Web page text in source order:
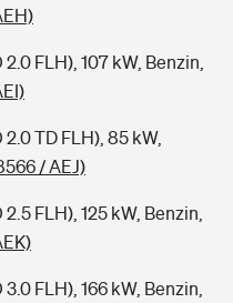
FLH), 107 kW, Benzin,
TD FLH), 85 kW,
/ AEJ)
FLH), 125 kW, Benzin,
FLH), 166 kW, Benzin,